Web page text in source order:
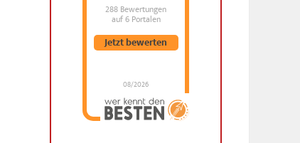
288 Bewertungen
auf 6 Portalen
08/2026
Jetzt bewerten
Dr. Hubert Menken
hat4.88 von5